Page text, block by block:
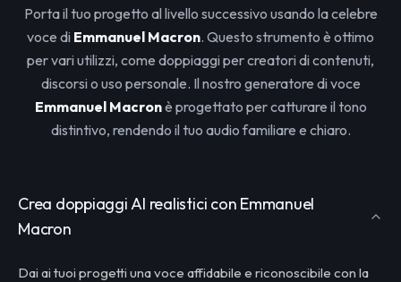
Porta il tuo progetto al livello successivo usando la celebre
voce di Emmanuel Macron. Questo strumento è ottimo
per vari utilizzi, come doppiaggi per creatori di contenuti,
discorsi o uso personale. Il nostro generatore di voce
Emmanuel Macronè progettato per catturare il tono
distintivo, rendendo il tuo audio familiare e chiaro.
Crea doppiaggi AI realistici con Emmanuel
Macron
Dai ai tuoi progetti una voce affidabile e riconoscibile con la